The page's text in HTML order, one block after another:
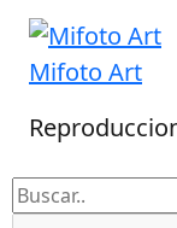
Skip
content
Mifoto Art